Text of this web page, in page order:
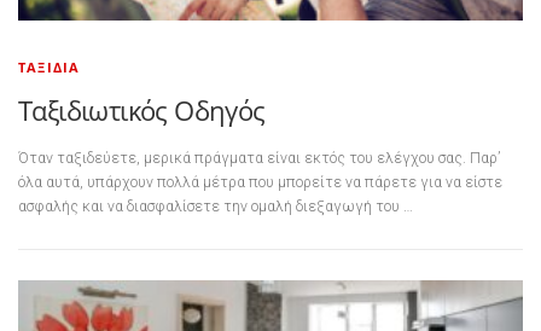
ΤΑΞΊΔΙΑ
Ταξιδιωτικός Οδηγός
Όταν ταξιδεύετε, μερικά πράγματα είναι εκτός του ελέγχου σας. Παρ’
όλα αυτά, υπάρχουν πολλά μέτρα που μπορείτε να πάρετε για να είστε
ασφαλής και να διασφαλίσετε την ομαλή διεξαγωγή του …